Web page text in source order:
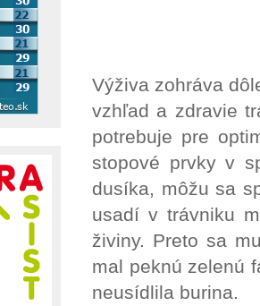
Výživa zohráva
vzhľad a zdravie
potrebuje pre
stopové prvky v
dusíka, môžu sa
usadí v trávniku
živiny. Preto sa
mal peknú zelenú
neusídlila burina.